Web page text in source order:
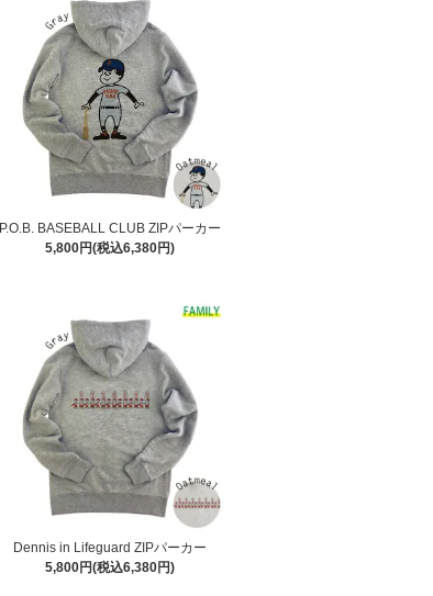
P.O.B. BASEBALL CLUB ZIPパーカー
5,800円(税込6,380円)
Dennis in Lifeguard ZIPパーカー
5,800円(税込6,380円)